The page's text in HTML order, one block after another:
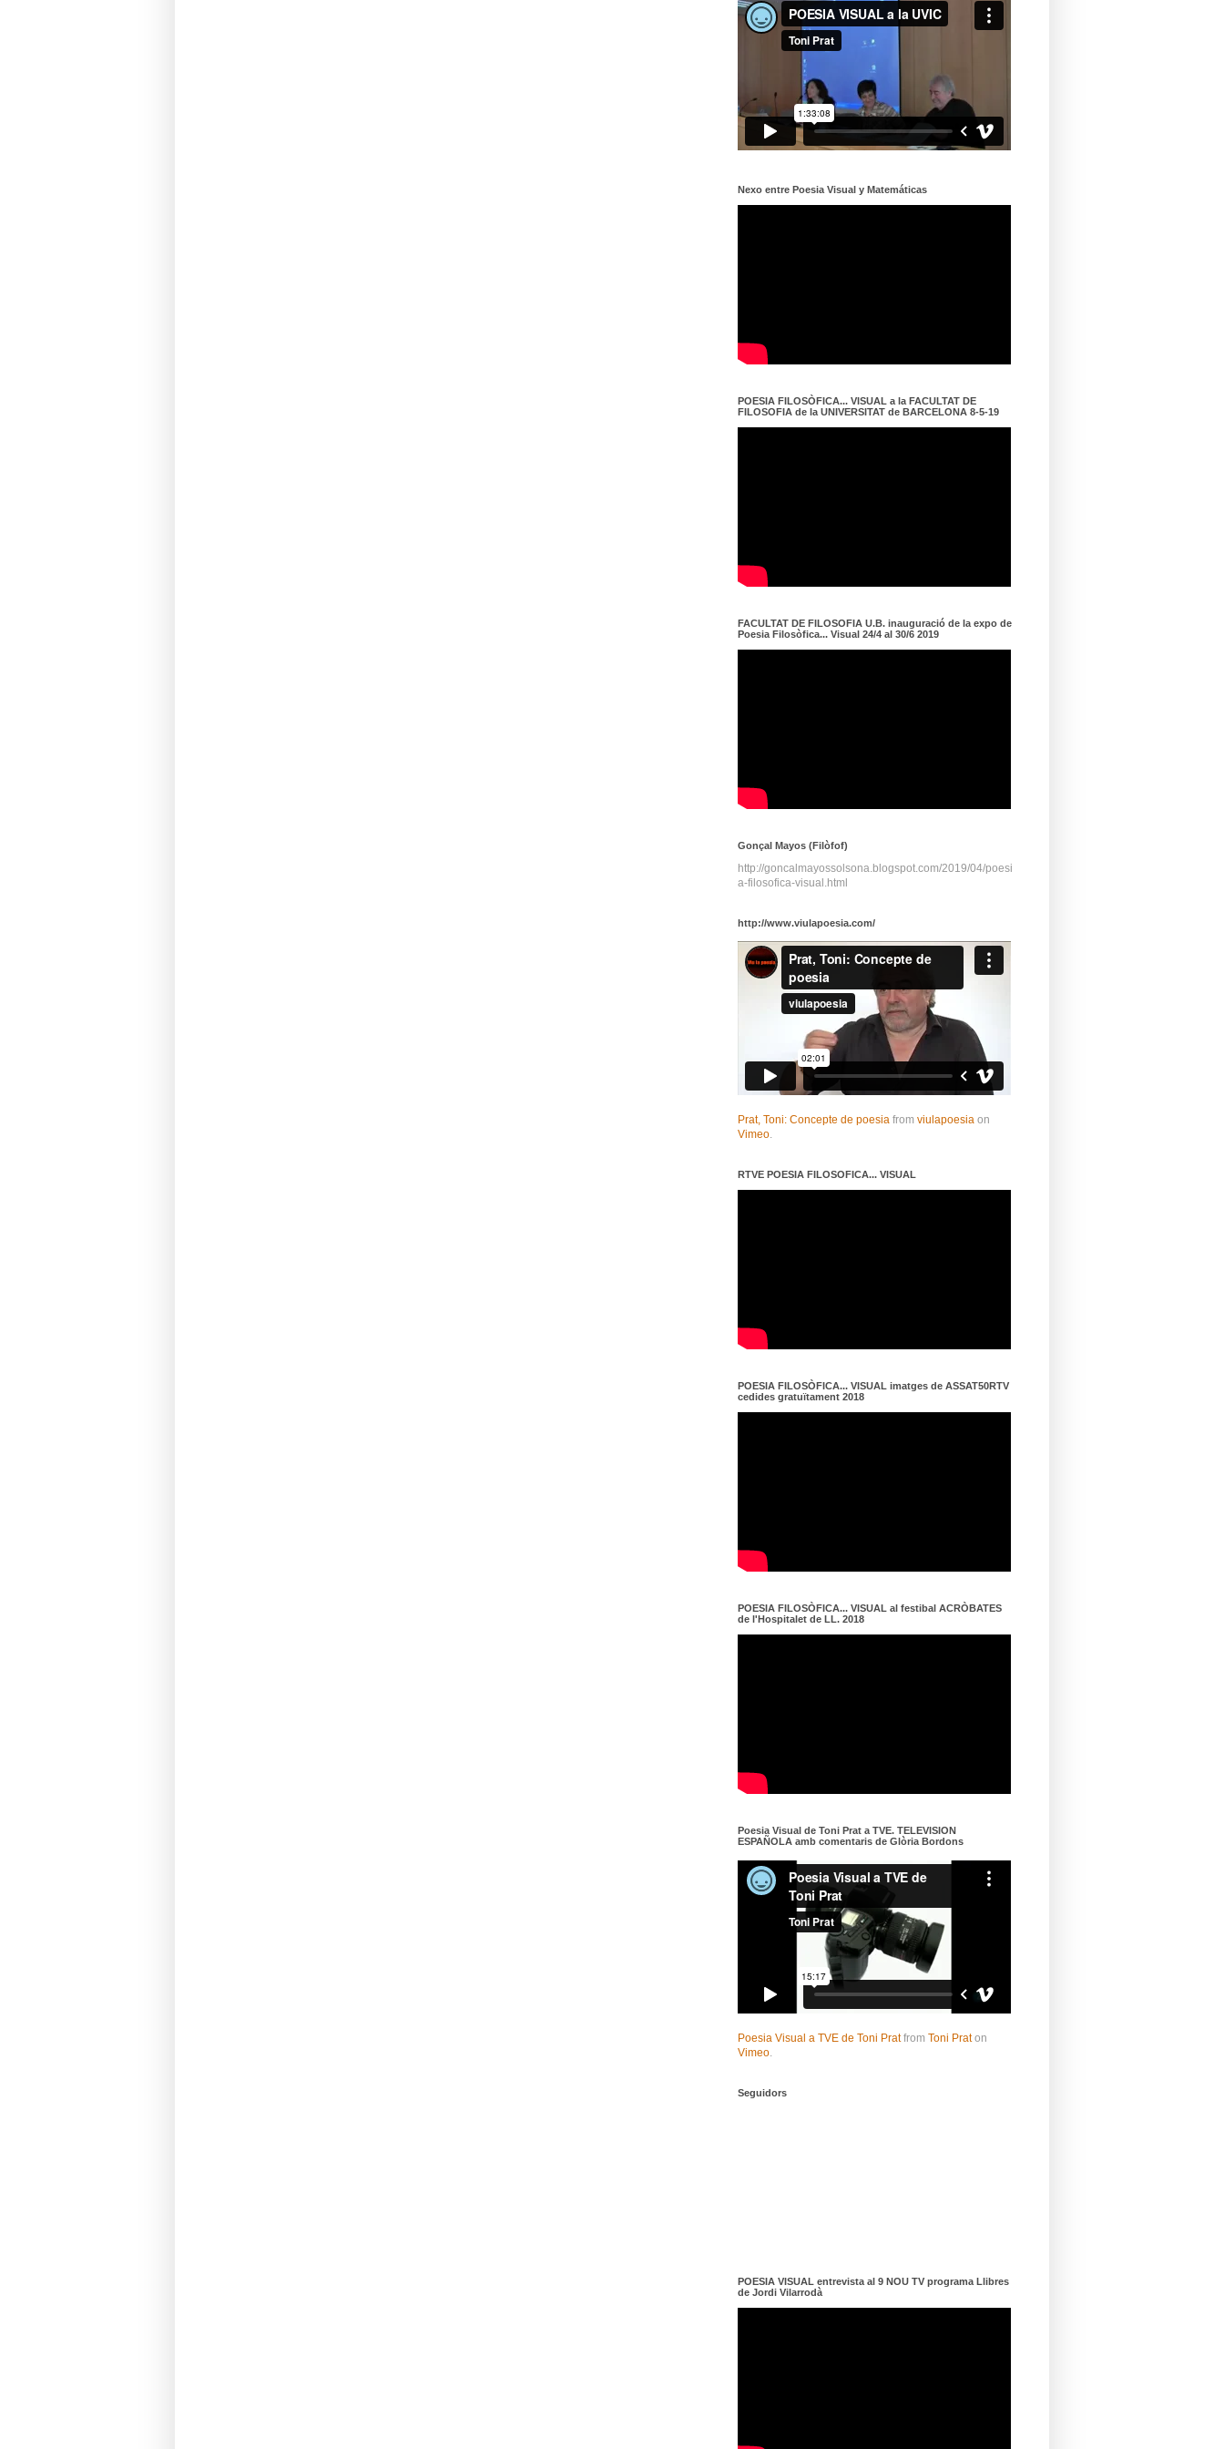
Nexo entre Poesia Visual y Matemáticas
POESIA FILOSÒFICA... VISUAL a la FACULTAT DE
FILOSOFIA de la UNIVERSITAT de BARCELONA 8-5-19
FACULTAT DE FILOSOFIA U.B. inauguració de la expo de
Poesia Filosòfica... Visual 24/4 al 30/6 2019
Gonçal Mayos (Filòfof)
http://goncalmayossolsona.blogspot.com/2019/04/poesi
a-filosofica-visual.html
http://www.viulapoesia.com/
Prat, Toni: Concepte de poesia from viulapoesia on
Vimeo.
RTVE POESIA FILOSOFICA... VISUAL
POESIA FILOSÒFICA... VISUAL imatges de ASSAT50RTV
cedides gratuïtament 2018
POESIA FILOSÒFICA... VISUAL al festibal ACRÒBATES
de l'Hospitalet de LL. 2018
Poesia Visual de Toni Prat a TVE. TELEVISION
ESPAÑOLA amb comentaris de Glòria Bordons
Poesia Visual a TVE de Toni Pratfrom Toni Praton
Vimeo.
Seguidors
POESIA VISUAL entrevista al 9 NOU TV programa Llibres
de Jordi Vilarrodà